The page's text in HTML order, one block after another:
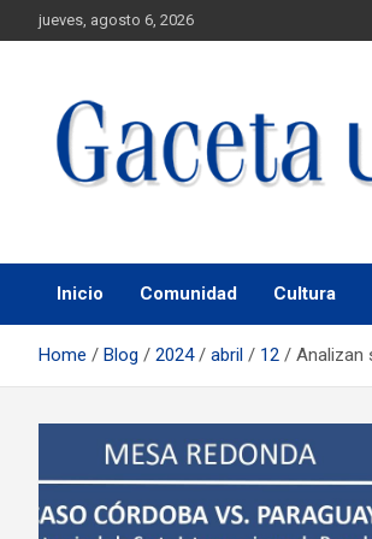
jueves, agosto 6, 2026
Gaceta UACJ
Inicio Comunidad Cultura
Home Blog 2024 abril 12 Analizan